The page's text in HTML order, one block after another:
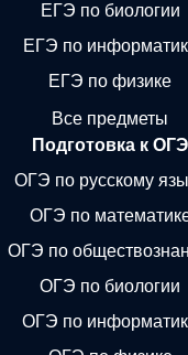
ЕГЭ по биологии
ЕГЭ по
ЕГЭ по физике
Все предметы
Подготовка к ОГЭ
ОГЭ по русскому
ОГЭ по
ОГЭ по
ОГЭ по биологии
ОГЭ по